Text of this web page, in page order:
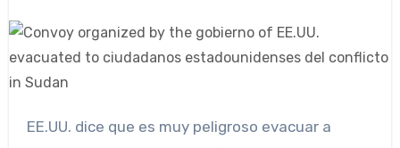
EE.UU. dice que es muy peligroso evacuar a